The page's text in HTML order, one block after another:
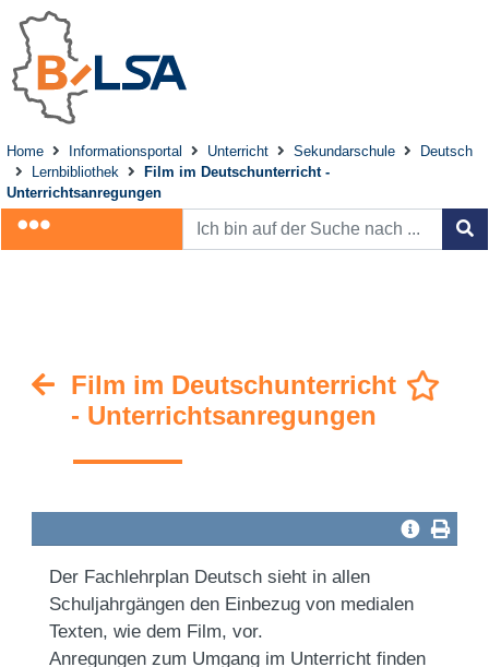
Home Informationsportal Unterricht Sekundarschule
Deutsch
Lernbibliothek
Film im Deutschunterricht -
Unterrichtsanregungen
Film im Deutschunterricht
- Unterrichtsanregungen
Der Fachlehrplan Deutsch sieht in allen
Schuljahrgängen den Einbezug von medialen
Texten, wie dem Film, vor.
Anregungen zum Umgang im Unterricht finden